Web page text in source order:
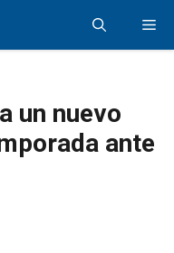
un nuevo
ante